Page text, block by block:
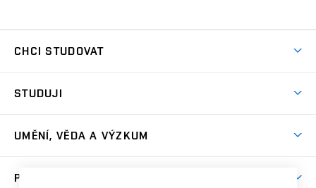
CHCI STUDOVAT
Přijímačky
Dny otevřených dveří
Přípravné kurzy
STUDUJI
Časový plán studia
UMĚNÍ, VĚDA A VÝZKUM
PRO VEŘEJNOST